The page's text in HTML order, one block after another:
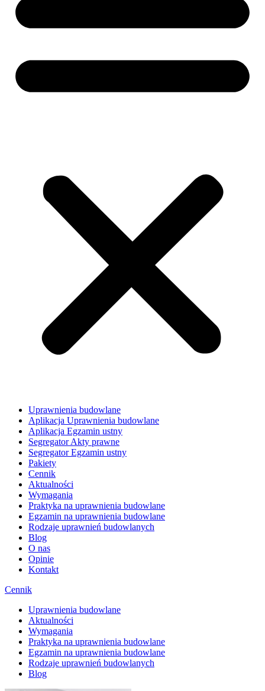
Uprawnienia budowlane
Aplikacja Uprawnienia budowlane
Aplikacja Egzamin ustny
Segregator Akty prawne
Segregator Egzamin ustny
Pakiety
Cennik
Aktualności
Wymagania
Praktyka na uprawnienia budowlane
Egzamin na uprawnienia budowlane
Rodzaje uprawnień budowlanych
Blog
O nas
Opinie
Kontakt
Cennik
Uprawnienia budowlane
Aktualności
Wymagania
Praktyka na uprawnienia budowlane
Egzamin na uprawnienia budowlane
Rodzaje uprawnień budowlanych
Blog